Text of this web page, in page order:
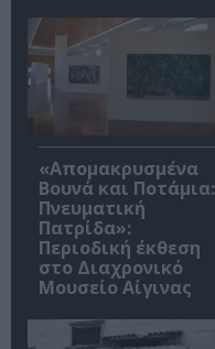
«Απομακρυσμένα
Βουνά και Ποτάμια:
Πνευματική
Πατρίδα»:
Περιοδική έκθεση
στο Διαχρονικό
Μουσείο Αίγινας